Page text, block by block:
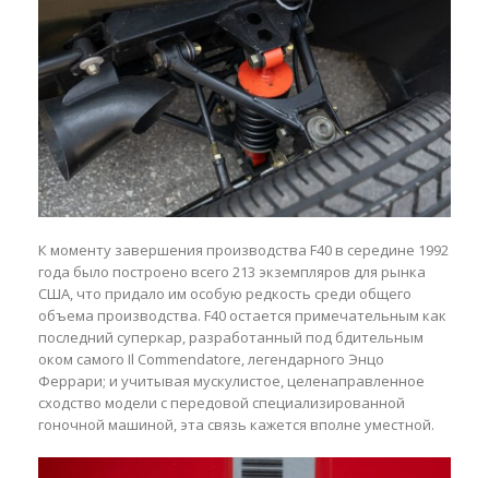
К моменту завершения производства F40 в середине 1992
года было построено всего 213 экземпляров для рынка
США, что придало им особую редкость среди общего
объема производства. F40 остается примечательным как
последний суперкар, разработанный под бдительным
оком самого Il Commendatore, легендарного Энцо
Феррари; и учитывая мускулистое, целенаправленное
сходство модели с передовой специализированной
гоночной машиной, эта связь кажется вполне уместной.